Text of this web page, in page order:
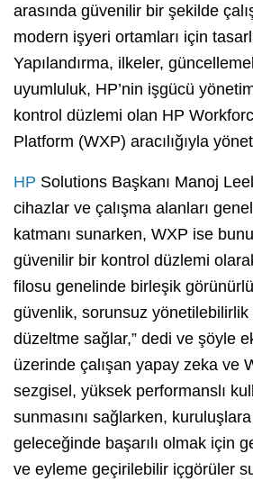
arasında güvenilir bir şekilde
modern işyeri ortamları için
Yapılandırma, ilkeler,
uyumluluk, HP’nin işgücü
kontrol düzlemi olan HP
Platform (WXP) aracılığıyla
HP Solutions Başkanı Manoj
cihazlar ve çalışma alanları
katmanı sunarken, WXP ise
güvenilir bir kontrol düzlemi
filosu genelinde birleşik
güvenlik, sorunsuz
düzeltme sağlar,” dedi ve şöyle
üzerinde çalışan yapay zeka ve
sezgisel, yüksek performanslı
sunmasını sağlarken, kuruluşlara
geleceğinde başarılı olmak için
ve eyleme geçirilebilir içgörüler